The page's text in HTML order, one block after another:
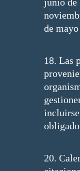
de
18. Las
20.